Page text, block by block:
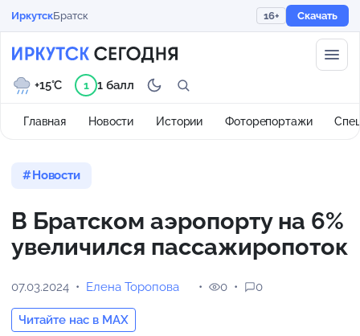
ИркутскБратск 16+ Скачать
Главная Новости Истории Фоторепортажи
+15°C 1 1 балл
Новости
В Братском аэропорту на 6%
увеличился пассажиропоток
07.03.2024 Елена Торопова
Читайте нас в MAX
0 0